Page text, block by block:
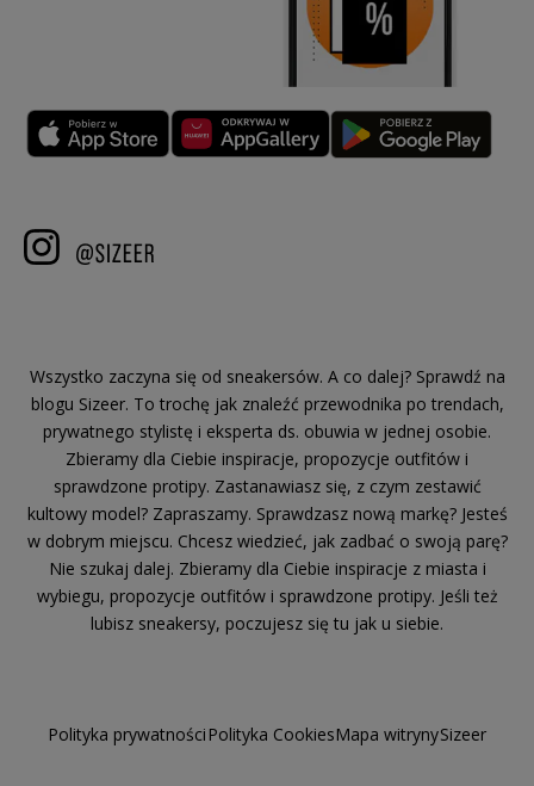
Wszystko zaczyna się od sneakersów. A co dalej? Sprawdź na
blogu Sizeer. To trochę jak znaleźć przewodnika po trendach,
prywatnego stylistę i eksperta ds. obuwia w jednej osobie.
Zbieramy dla Ciebie inspiracje, propozycje outfitów i
sprawdzone protipy. Zastanawiasz się, z czym zestawić
kultowy model? Zapraszamy. Sprawdzasz nową markę? Jesteś
w dobrym miejscu. Chcesz wiedzieć, jak zadbać o swoją parę?
Nie szukaj dalej. Zbieramy dla Ciebie inspiracje z miasta i
wybiegu, propozycje outfitów i sprawdzone protipy. Jeśli też
lubisz sneakersy, poczujesz się tu jak u siebie.
Polityka prywatności Polityka CookiesMapa witrynySizeer